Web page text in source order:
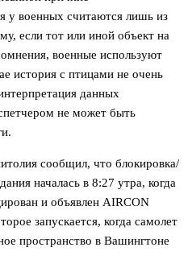
у военных считаются лишь из
если тот или иной объект на
военные используют
история с птицами не очень
данных
не может быть
сообщил, что блокировка/
началась в 8:27 утра, когда
и объявлен AIRCON
запускается, когда самолет
пространство в Вашингтоне